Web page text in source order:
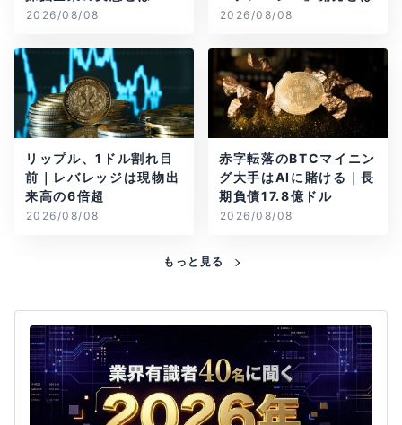
2026/08/08 2026/08/08
リップル、1ドル割れ目
前｜レバレッジは現物出
来高の6倍超
2026/08/08
赤字転落のBTCマイニン
グ大手はAIに賭ける｜長
期負債17.8億ドル
2026/08/08
もっと見る